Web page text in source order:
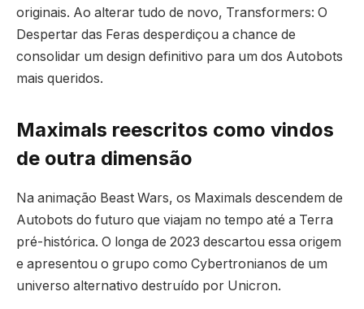
originais. Ao alterar tudo de novo, Transformers: O
Despertar das Feras desperdiçou a chance de
consolidar um design definitivo para um dos Autobots
mais queridos.
Maximals reescritos como vindos
de outra dimensão
Na animação Beast Wars, os Maximals descendem de
Autobots do futuro que viajam no tempo até a Terra
pré-histórica. O longa de 2023 descartou essa origem
e apresentou o grupo como Cybertronianos de um
universo alternativo destruído por Unicron.